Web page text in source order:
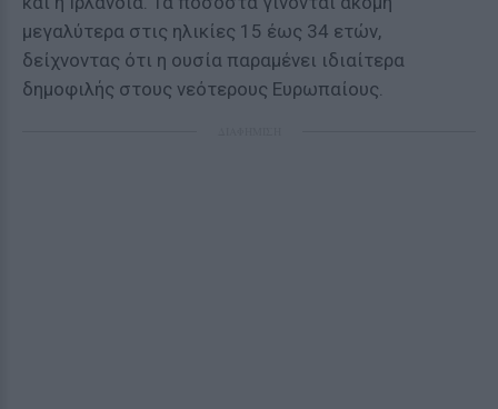
μεγαλύτερα στις ηλικίες 15 έως 34 ετών,
δείχνοντας ότι η ουσία παραμένει ιδιαίτερα
δημοφιλής στους νεότερους Ευρωπαίους.